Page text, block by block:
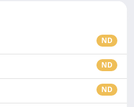
ND
ND
ND